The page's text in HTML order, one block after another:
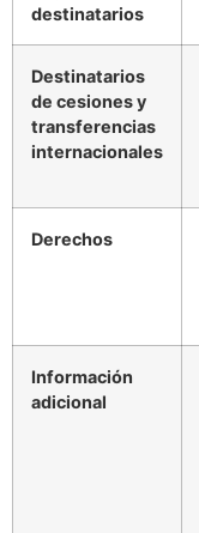
destinatarios
Destinatarios
de cesiones y
transferencias
internacionales
Derechos
Información
adicional